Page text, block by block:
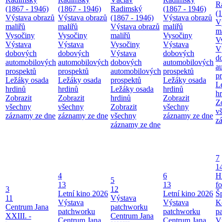
(1867 - 1946)
Výstava obrazů
maliřů
Vysočiny
Výstava
dobových
automobilových
prospektů
Ležáky osada
hrdinů
Zobrazit
všechny
záznamy ze dne
(1867 - 1946)
Výstava obrazů
maliřů
Vysočiny
Výstava
dobových
automobilových
prospektů
Ležáky osada
hrdinů
Zobrazit
všechny
záznamy ze dne
Radimský
(1867 - 1946)
Výstava obrazů
maliřů
Vysočiny
Výstava
dobových
automobilových
prospektů
Ležáky osada
hrdinů
Zobrazit
všechny
záznamy ze dne
(1867 - 1946)
Výstava obrazů
maliřů
Vysočiny
Výstava
dobových
automobilových
prospektů
Ležáky osada
hrdinů
Zobrazit
všechny
záznamy ze dne
3
11
Centrum Jana
XXIII. -
4
13
Letní kino 2026
Výstava
patchworku
5
12
Výstava
patchworku
Centrum Jana
6
13
Letní kino 2026
Výstava
patchworku
7